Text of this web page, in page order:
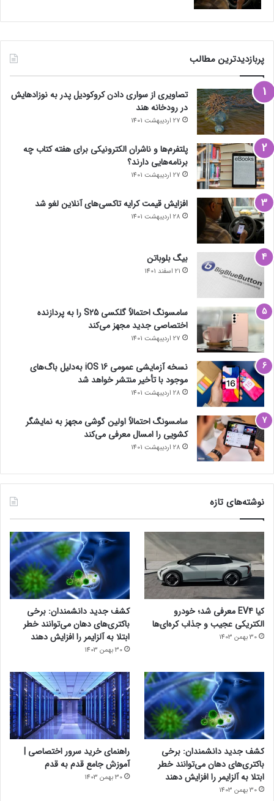
پربازدیدترین مطالب
تصاویری از سواری دادن کروکودیل پدر به نوزادهایش
در رودخانه هند
27 اردیبهشت 1401
پلتفرم‌ها و ناشران الکترونیکی برای هفته کتاب چه
برنامه‌هایی دارند؟
27 اردیبهشت 1401
افزایش قیمت کرایه تاکسی‌های آنلاین لغو شد
28 اردیبهشت 1401
بیگ بلوباتن
21 اسفند 1401
سامسونگ احتمالاً گلکسی S25 را به پردازنده
اختصاصی جدید مجهز می‌کند
27 اردیبهشت 1401
نسخه آزمایشی عمومی iOS 16 به‌دلیل باگ‌های
موجود با تأخیر منتشر خواهد شد
28 اردیبهشت 1401
سامسونگ احتمالاً اولین گوشی مجهز به نمایشگر
کشویی را امسال معرفی می‌کند
28 اردیبهشت 1401
نوشته‌های تازه
کیا EV4 معرفی شد؛ خودرو
الکتریکی عجیب و جذاب کره‌ای‌ها
30 بهمن 1403
کشف جدید دانشمندان: برخی
باکتری‌های دهان می‌توانند خطر
ابتلا به آلزایمر را افزایش دهند
30 بهمن 1403
کشف جدید دانشمندان: برخی
باکتری‌های دهان می‌توانند خطر
ابتلا به آلزایمر را افزایش دهند
30 بهمن 1403
راهنمای خرید سرور اختصاصی |
آموزش جامع قدم به قدم
30 بهمن 1403